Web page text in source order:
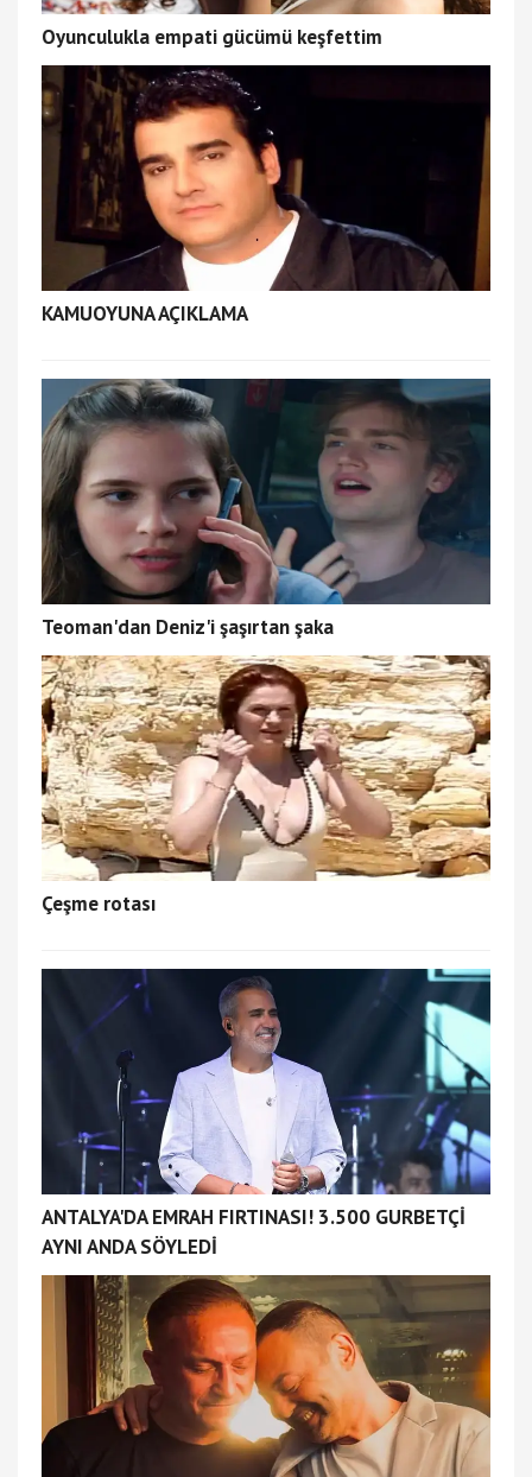
Oyunculukla empati gücümü keşfettim
KAMUOYUNA AÇIKLAMA
Teoman'dan Deniz'i şaşırtan şaka
Çeşme rotası
ANTALYA'DA EMRAH FIRTINASI! 3.500 GURBETÇİ
AYNI ANDA SÖYLEDİ